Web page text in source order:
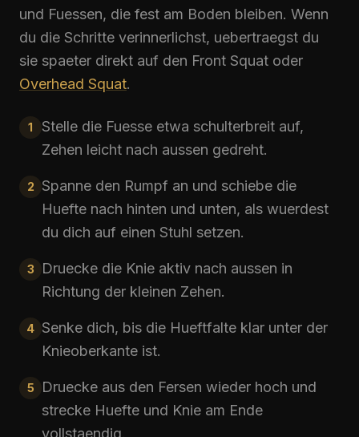
und Fuessen, die fest am Boden bleiben. Wenn
du die Schritte verinnerlichst, uebertraegst du
sie spaeter direkt auf den Front Squat oder
Overhead Squat.
1
Stelle die Fuesse etwa schulterbreit auf,
Zehen leicht nach aussen gedreht.
2
Spanne den Rumpf an und schiebe die
Huefte nach hinten und unten, als wuerdest
du dich auf einen Stuhl setzen.
3
Druecke die Knie aktiv nach aussen in
Richtung der kleinen Zehen.
4 Senke dich, bis die Hueftfalte klar unter der
Knieoberkante ist.
5
Druecke aus den Fersen wieder hoch und
strecke Huefte und Knie am Ende
vollstaendig.